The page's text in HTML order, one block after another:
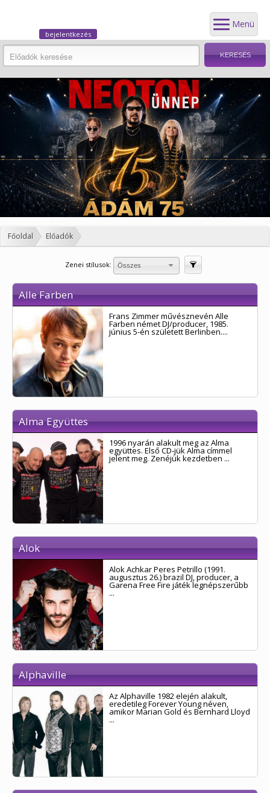
Menü
bejelentkezés
Főoldal Előadók
Zenei stílusok: Összes
Alle Farben
Frans Zimmer művésznevén Alle
Farben német DJ/producer, 1985.
június 5-én született Berlinben....
Alma Együttes
1996 nyarán alakult meg az Alma
együttes. Első CD-jük Alma címmel
jelent meg. Zenéjük kezdetben ...
Alok
Alok Achkar Peres Petrillo (1991.
augusztus 26.) brazil DJ, producer, a
Garena Free Fire játék legnépszerűbb
...
Alphaville
Az Alphaville 1982 elején alakult,
eredetileg Forever Young néven,
amikor Marian Gold és Bernhard Lloyd
...